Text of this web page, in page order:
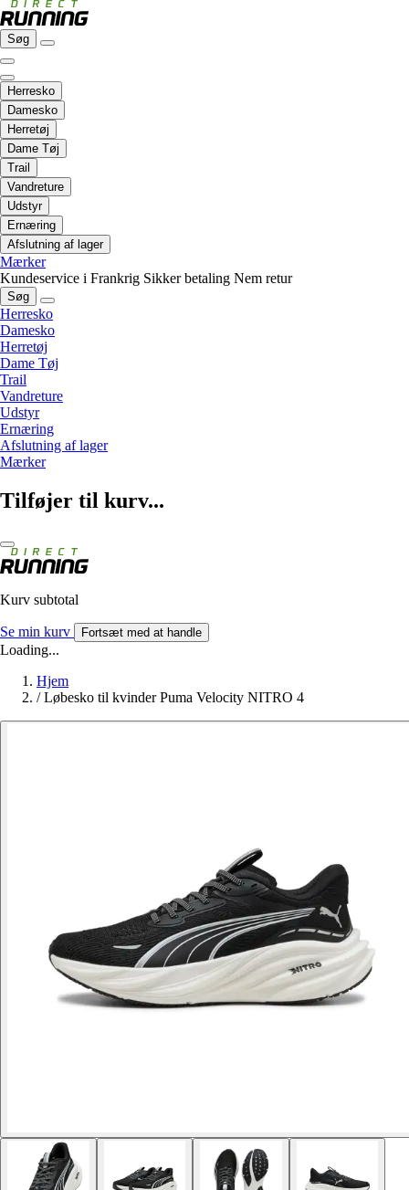
Søg
Herresko
Damesko
Herretøj
Dame Tøj
Trail
Vandreture
Udstyr
Ernæring
Afslutning af lager
Mærker
Kundeservice i Frankrig Sikker betaling Nem retur
Søg
Herresko
Damesko
Herretøj
Dame Tøj
Trail
Vandreture
Udstyr
Ernæring
Afslutning af lager
Mærker
Tilføjer til kurv...
Kurv subtotal
Se min kurv Fortsæt med at handle
Loading...
Hjem
/ Løbesko til kvinder Puma Velocity NITRO 4